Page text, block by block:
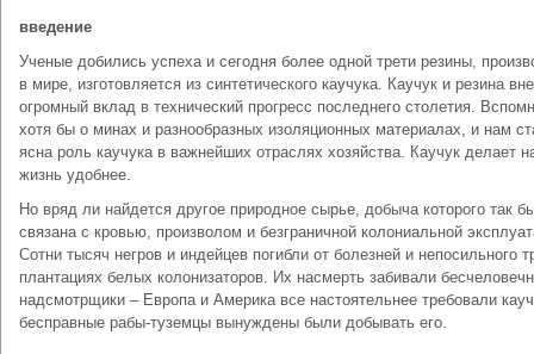
введение
Ученые добились успеха и сегодня более одной трети резины,
в мире, изготовляется из синтетического каучука. Каучук и резина
огромный вклад в технический прогресс последнего столетия.
хотя бы о минах и разнообразных изоляционных материалах, и нам
ясна роль каучука в важнейших отраслях хозяйства. Каучук делает
жизнь удобнее.
Но вряд ли найдется другое природное сырье, добыча которого так
связана с кровью, произволом и безграничной колониальной
Сотни тысяч негров и индейцев погибли от болезней и непосильного
плантациях белых колонизаторов. Их насмерть забивали
надсмотрщики – Европа и Америка все настоятельнее требовали
бесправные рабы-туземцы вынуждены были добывать его.